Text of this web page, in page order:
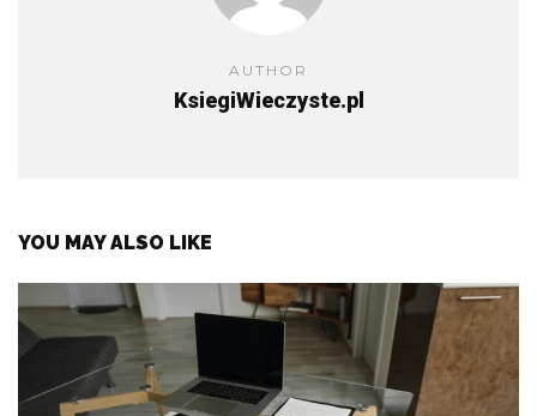
AUTHOR
KsiegiWieczyste.pl
YOU MAY ALSO LIKE